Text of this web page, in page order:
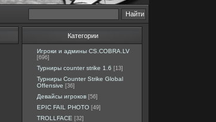
Категории
Игроки и админы CS.COBRA.LV
[696]
Турниры counter strike 1.6 [13]
Турниры Counter Strike Global
Offensive [36]
Девайсы игроков [56]
EPIC FAIL PHOTO [49]
TROLLFACE [32]